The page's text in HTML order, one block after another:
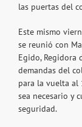
las puertas del
Este mismo
se reunió con
Egido, Regidora
demandas del
para la vuelta al
sea necesario y
seguridad.